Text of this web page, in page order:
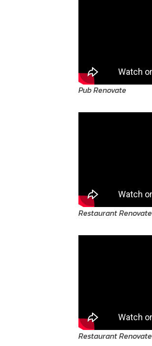
Pub Renovate
Restaurant Renovate
Restaurant Renovate